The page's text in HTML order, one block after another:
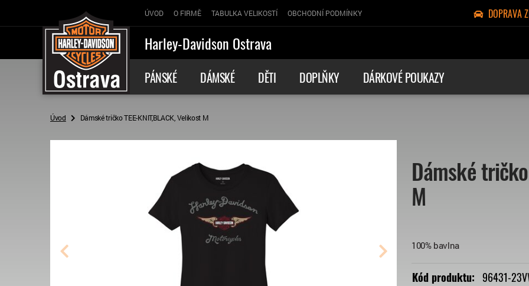
ÚVOD O FIRMĚ TABULKA VELIKOSTÍ OBCHODNÍ PODMÍNKY DOPRAVA
Harley-Davidson Ostrava
PÁNSKÉ DÁMSKÉ DĚTI DOPLŇKY DÁRKOVÉ POUKAZY
Úvod Dámské tričko TEE-KNIT,BLACK, Velikost M
Dámské
M
100% bavlna
Kód produktu: 96431-